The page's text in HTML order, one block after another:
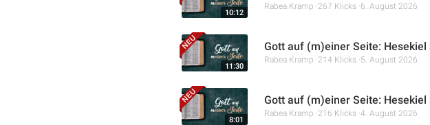
10:12
Rabea Kramp 267 Klicks 6. August 2026
11:30
Gott auf (m)einer Seite: Hesekiel
Rabea Kramp 214 Klicks 5. August 2026
8:01
Gott auf (m)einer Seite: Hesekiel
Rabea Kramp 216 Klicks 4. August 2026